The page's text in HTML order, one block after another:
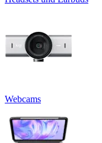
Webcams